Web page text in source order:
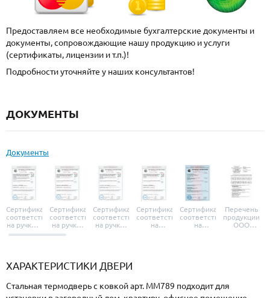
Предоставляем все необходимые бухгалтерские документы и
документы, сопровождающие нашу продукцию и услуги
(сертификаты, лицензии и т.п.)!
Подробности уточняйте у наших консультантов!
ДОКУМЕНТЫ
Документы
Сертификат
соответствия
на ручки и
броненакладки
Сертификат
соответствия
на ручки-
защелки
Сертификат
соответствия
на ручки-
Сертификат
соответствия
на
Сертификат
соответствия
на
Перечень
продукции
ООО
ХАРАКТЕРИСТИКИ ДВЕРИ
Стальная термодверь с ковкой арт. ММ789 подходит для